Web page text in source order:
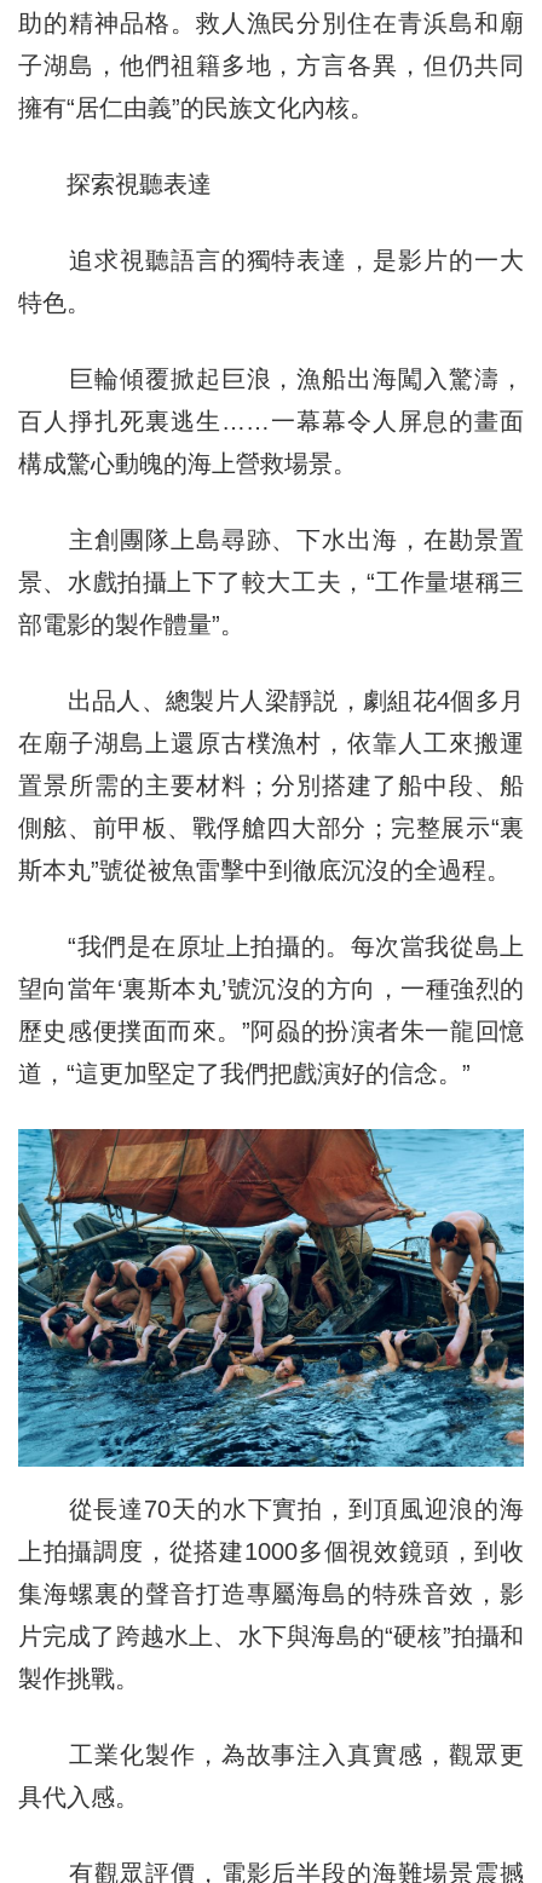
助的精神品格。救人漁民分別住在青浜島和廟
子湖島，他們祖籍多地，方言各異，但仍共同
擁有“居仁由義”的民族文化內核。
探索視聽表達
追求視聽語言的獨特表達，是影片的一大
特色。
巨輪傾覆掀起巨浪，漁船出海闖入驚濤，
百人掙扎死裏逃生……一幕幕令人屏息的畫面
構成驚心動魄的海上營救場景。
主創團隊上島尋跡、下水出海，在勘景置
景、水戲拍攝上下了較大工夫，“工作量堪稱三
部電影的製作體量”。
出品人、總製片人梁靜説，劇組花4個多月
在廟子湖島上還原古樸漁村，依靠人工來搬運
置景所需的主要材料；分別搭建了船中段、船
側舷、前甲板、戰俘艙四大部分；完整展示“裏
斯本丸”號從被魚雷擊中到徹底沉沒的全過程。
“我們是在原址上拍攝的。每次當我從島上
望向當年‘裏斯本丸’號沉沒的方向，一種強烈的
歷史感便撲面而來。”阿赑的扮演者朱一龍回憶
道，“這更加堅定了我們把戲演好的信念。”
從長達70天的水下實拍，到頂風迎浪的海
上拍攝調度，從搭建1000多個視效鏡頭，到收
集海螺裏的聲音打造專屬海島的特殊音效，影
片完成了跨越水上、水下與海島的“硬核”拍攝和
製作挑戰。
工業化製作，為故事注入真實感，觀眾更
具代入感。
有觀眾評價，電影后半段的海難場景震撼